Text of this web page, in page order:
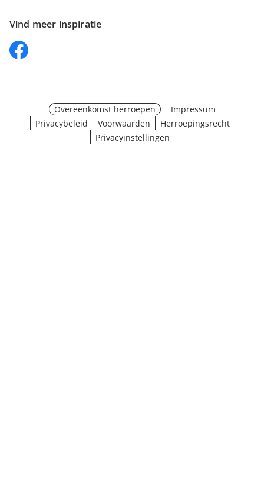
Vind meer inspiratie
Overeenkomst herroepen
Impressum
Privacybeleid
Voorwaarden
Herroepingsrecht
Privacyinstellingen